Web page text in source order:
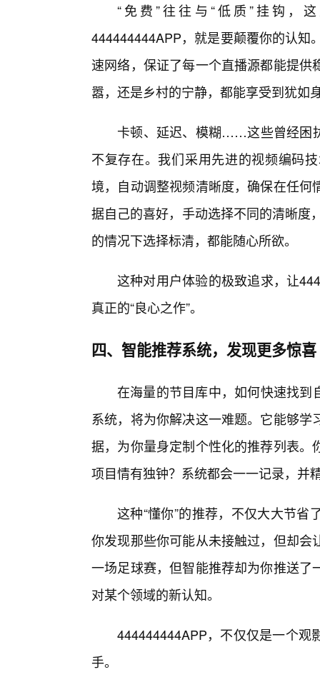
“免费”往往与“低质”挂钩，
444444444APP，就是要颠覆你的认知
速网络，保证了每一个直播源都能提
嚣，还是乡村的宁静，都能享受到犹如
卡顿、延迟、模糊……这些曾经困
不复存在。我们采用先进的视频编码
境，自动调整视频清晰度，确保在任
据自己的喜好，手动选择不同的清晰度
的情况下选择标清，都能随心所欲。
这种对用户体验的极致追求，让
真正的“良心之作”。
四、智能推荐系统，发现更多惊喜
在海量的节目库中，如何快速找到
系统，将为你解决这一难题。它能够
据，为你量身定制个性化的推荐列表
项目情有独钟？系统都会一一记录，并
这种“懂你”的推荐，不仅大大节
你发现那些你可能从未接触过，但却
一场足球赛，但智能推荐却为你推送
对某个领域的新认知。
444444444APP，不仅仅是一个观
手。